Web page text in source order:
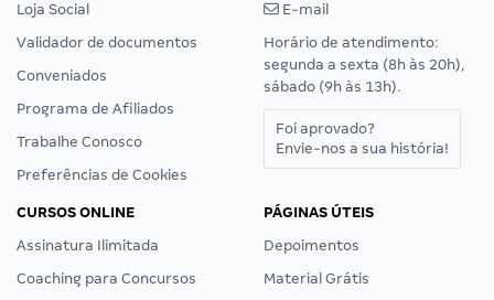
Loja Social
Validador de documentos
Conveniados
Programa de Afiliados
Trabalhe Conosco
Preferências de Cookies
E-mail
Horário de atendimento:
segunda a sexta (8h às 20h),
sábado (9h às 13h).
Foi aprovado?
Envie-nos a sua história!
CURSOS ONLINE
Assinatura Ilimitada
Coaching para Concursos
PÁGINAS ÚTEIS
Depoimentos
Material Grátis